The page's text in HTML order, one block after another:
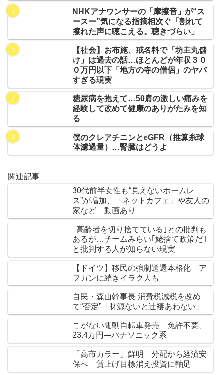
NHKアナウンサーの「摩擦音」が“ス
ースー”気になる指摘相次ぐ「割れて
擦れた声に聴こえる。聴きづらい」
【社会】お布施、戒名料で「坊主丸儲
け」は過去の話…ほとんどが年収３０
０万円以下「地方の寺の僧侶」のヤバ
すぎる現実
糖尿病を抱えて…50肩の激しい痛みを
経験して改めて健康のありがたみを知
る
僕のクレアチニンとeGFR（推算糸球
体濾過量）…腎臓はどうよ
関連記事
30代前半女性も“見えないホームレ
ス”が増加、「ネットカフェ」や友人の
家など 動画あり
｢高齢者を切り捨てている｣との批判も
あるが…チームみらい｢姥捨て政策だ｣
と批判する人が知らない現実
【ドイツ】移民の強制送還本格化 ア
フガンに続きイラク人も
自民・森山幹事長 消費税減税を改め
て“否定”「財源ないと辻褄あわない」
こがない電動自転車発売 免許不要、
23.4万円―パナソニック系
「高市カラー」鮮明 分配から経済安
保へ 賃上げ目標消え投資に軸足